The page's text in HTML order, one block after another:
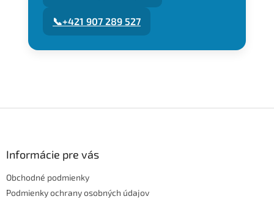
📞+421 907 289 527
Informácie pre vás
Obchodné podmienky
Podmienky ochrany osobných údajov